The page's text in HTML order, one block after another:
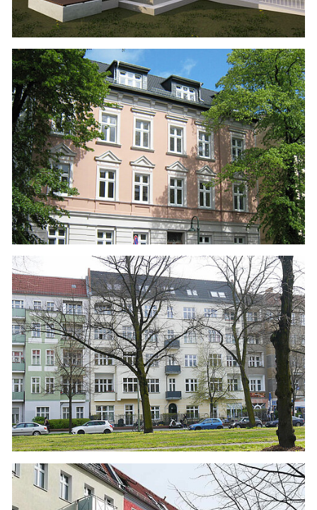
BORNHOLMERSTR. 86 IN BERLIN-
PRENZLAUER BERG
Dachgeschoss Um-und Ausbau
Statik zur Nachverdichtung mit 4WE
Wärmeschutznachweis & Energieausweis
Baubegleitung
FANNINGER STR. 16 BERLIN-LICHTENBERG
Dachgeschoss-Ausbau
Statik/Tragwerksplanung
Wärmeschutz-Nachweis
Baubegleitung
MARIE-CURIE-ALLEE 20 IN BERLIN-
LICHTENBERG